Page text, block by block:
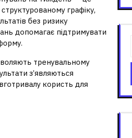
графіку,
без ризику
допомагає підтримувати
тренувальному
з’являються
користь для